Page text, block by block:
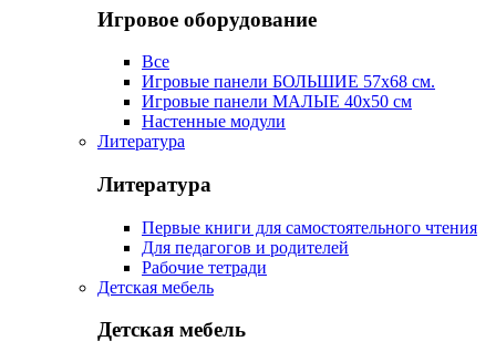
Игровое оборудование
Все
Игровые панели БОЛЬШИЕ 57х68 см.
Игровые панели МАЛЫЕ 40х50 см
Настенные модули
Литература
Литература
Первые книги для самостоятельного чтения
Для педагогов и родителей
Рабочие тетради
Детская мебель
Детская мебель